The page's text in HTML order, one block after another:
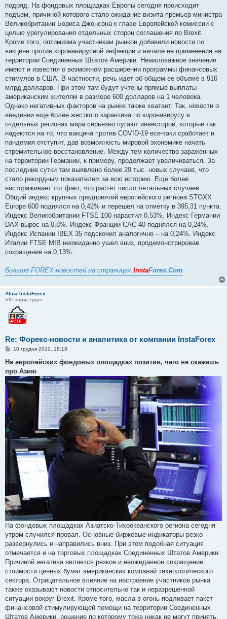
подряд. На фондовых площадках Европы сегодня происходит
подъем, причиной которого стало ожидание визита премьер-министра
Великобритании Бориса Джонсона к главе Европейской комиссии с
целью урегулирования отдельных сторон соглашения по Brexit.
Кроме того, оптимизма участникам рынков добавили новости по
вакцине против коронавирусной инфекции и начале ее применения на
территории Соединенных Штатов Америки. Немаловажное значение
имеют и известия о возможном расширении программы финансовых
стимулов в США. В частности, речь идет об общем ее объеме в 916
млрд долларов. При этом там будут учтены прямые выплаты
американским жителям в размере 600 долларов на 1 человека.
Однако негативных факторов на рынке также хватает. Так, новости о
введении еще более жесткого карантина по коронавирусу в
отдельных регионах мира серьезно пугают инвесторов, которые так
надеются на то, что вакцина против COVID-19 все-таки сработает и
пандемия отступит, дав возможность мировой экономике начать
стремительное восстановление. Между тем количество зараженных
на территории Германии, к примеру, продолжает увеличиваться. За
последние сутки там выявлено более 29 тыс. новых случаев, что
стало рекордным показателем за всю историю. Еще более
настораживает тот факт, что растет число летальных случаев.
Общий индекс крупных предприятий европейского региона STOXX
Europe 600 поднялся на 0,42% и перешел на отметку в 395,31 пункта.
Индекс Великобритании FTSE 100 нарастил 0,53%. Индекс Германии
DAX вырос на 0,8%. Индекс Франции CAC 40 поднялся на 0,24%.
Индекс Испании IBEX 35 подскочил аналогично – на 0,24%. Индекс
Италии FTSE MIB неожиданно ушел вниз, продемонстрировав
сокращение на 0,13%.
Больше FOREX-новостей на страницах InstaForex.Com
Alina InstaForex
VIP користувач
Re: Форекс-новости и аналитика от компании InstaForex
П
в
д
м
е
н
н
10 грудня 2020, 18:18
На европейских фондовых площадках позитив, чего не скажешь
про Азию
На фондовых площадках Азиатско-Тихоокеанского региона сегодня
утром случился провал. Основные биржевые индикаторы резко
развернулись и направились вниз. При этом подобная ситуация
отмечается и на торговых площадках Соединенных Штатов Америки.
Причиной негатива является резкое и неожиданное сокращение
стоимости ценных бумаг американских компаний технологического
сектора. Отрицательное влияние на настроение участников рынка
также оказывают новости относительно так и неразрешенной
ситуации вокруг Brexit. Кроме того, масла в огонь подливает пакет
финансовой стимулирующей помощи на территории Соединенных
Штатов Америки, решение по которому тоже никак не могут принять.